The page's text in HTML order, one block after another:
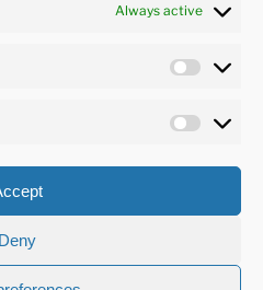
Always active
Deny